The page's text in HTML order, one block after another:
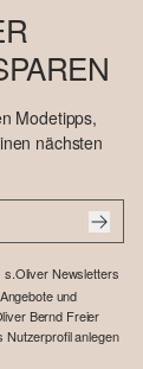
Modetipps,
nächsten
s.Oliver Newsletters
und
Bernd Freier
Nutzerprofil anlegen